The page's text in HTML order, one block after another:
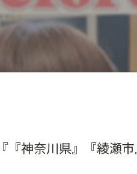
『神奈川県』『綾瀬